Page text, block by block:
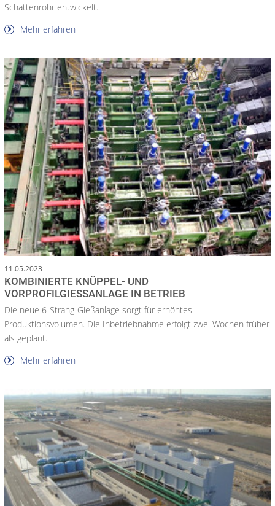
Schattenrohr entwickelt.
Mehr erfahren
11.05.2023
KOMBINIERTE KNÜPPEL- UND
VORPROFILGIESSANLAGE IN BETRIEB
Die neue 6-Strang-Gießanlage sorgt für erhöhtes
Produktionsvolumen. Die Inbetriebnahme erfolgt zwei Wochen früher
als geplant.
Mehr erfahren